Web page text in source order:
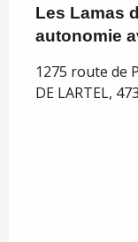
Les Lamas
autonomie
1275 route de
DE LARTEL,